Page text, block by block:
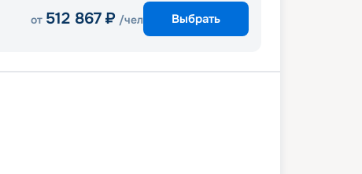
от 512 867 ₽ /чел Выбрать